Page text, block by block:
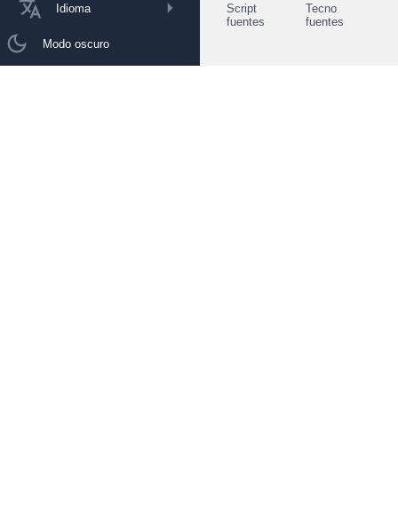
Idioma
Modo oscuro
Script
fuentes
Tecno
fuentes